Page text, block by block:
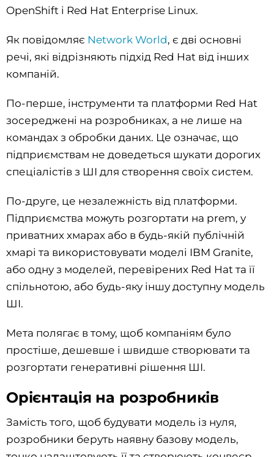
OpenShift і Red Hat Enterprise Linux.
Як повідомляє Network World, є дві основні
речі, які відрізняють підхід Red Hat від інших
компаній.
По-перше, інструменти та платформи Red Hat
зосереджені на розробниках, а не лише на
командах з обробки даних. Це означає, що
підприємствам не доведеться шукати дорогих
спеціалістів з ШІ для створення своїх систем.
По-друге, це незалежність від платформи.
Підприємства можуть розгортати на prem, у
приватних хмарах або в будь-якій публічній
хмарі та використовувати моделі IBM Granite,
або одну з моделей, перевірених Red Hat та її
спільнотою, або будь-яку іншу доступну модель
ШІ.
Мета полягає в тому, щоб компаніям було
простіше, дешевше і швидше створювати та
розгортати генеративні рішення ШІ.
Орієнтація на розробників
Замість того, щоб будувати модель із нуля,
розробники беруть наявну базову модель,